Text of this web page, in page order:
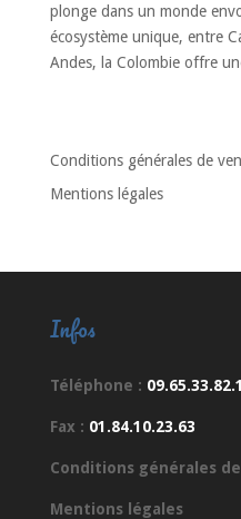
plonge dans un monde
écosystème unique, entre
Andes, la Colombie offre
Conditions générales de
Mentions légales
Infos
Téléphone :
Fax : 01.84.10.23.63
Conditions générales
Mentions légales